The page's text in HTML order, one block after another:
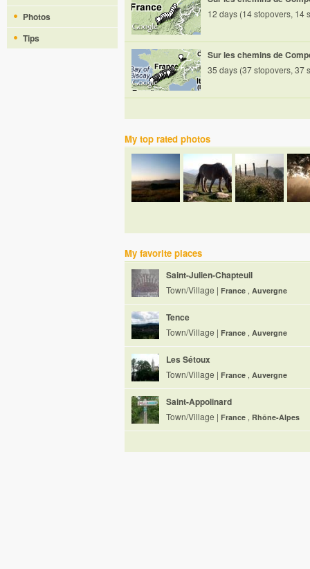
Photos
Tips
12 days (14 stopovers, 14
Sur les chemins de
35 days (37 stopovers, 37
My top rated photos
My favorite places
Saint-Julien-Chapteuil
Town/Village | France , Auvergne
Tence
Town/Village | France , Auvergne
Les Sétoux
Town/Village | France , Auvergne
Saint-Appolinard
Town/Village | France , Rhône-Alpes